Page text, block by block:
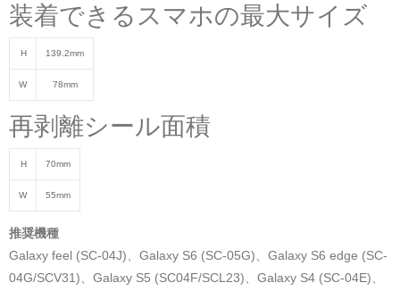
装着できるスマホの最大サイズ
H 139.2mm
W 78mm
再剥離シール面積
H 70mm
W 55mm
推奨機種
Galaxy feel (SC-04J)、Galaxy S6 (SC-05G)、Galaxy S6 edge (SC-
04G/SCV31)、Galaxy S5 (SC04F/SCL23)、Galaxy S4 (SC-04E)、